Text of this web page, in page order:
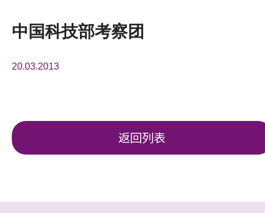
会籍
中国科技部考察团
20.03.2013
返回列表